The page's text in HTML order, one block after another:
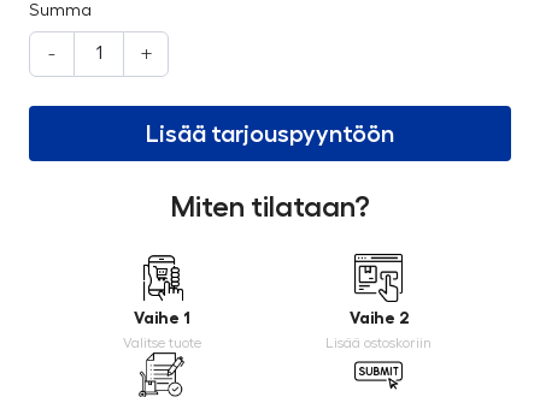
Summa
- +
Lisää tarjouspyyntöön
Miten tilataan?
Vaihe 1
Valitse tuote
Vaihe 2
Lisää ostoskoriin